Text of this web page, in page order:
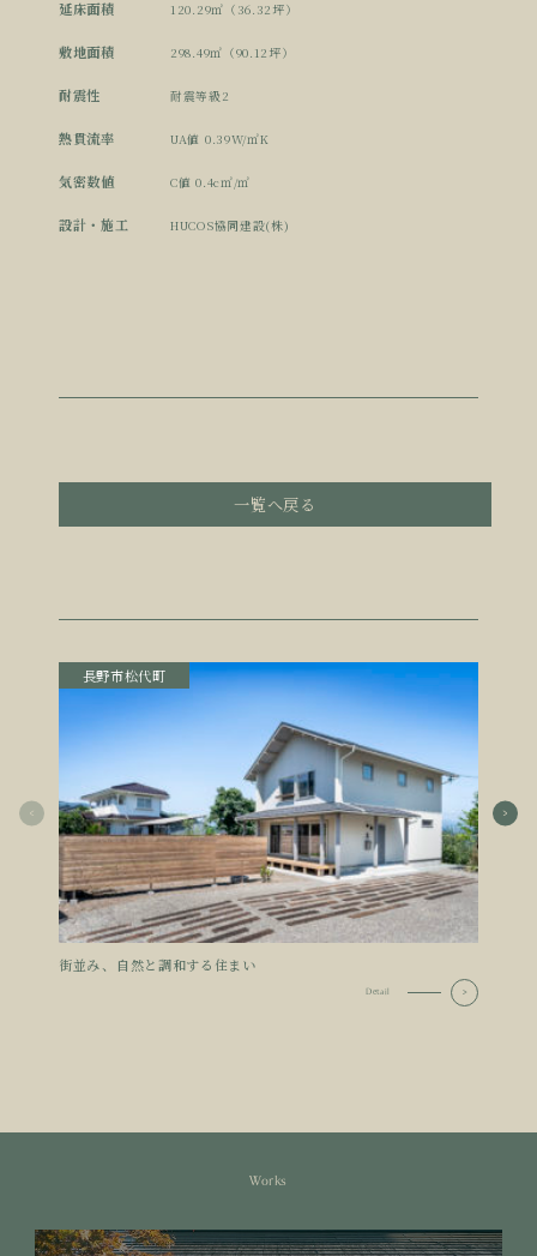
延床面積 120.29㎡（36.32坪）
敷地面積 298.49㎡（90.12坪）
耐震性 耐震等級2
熱貫流率 UA値 0.39W/㎡K
気密数値 C値 0.4c㎡/㎡
設計・施工 HUCOS協同建設(株)
一覧へ戻る
長野市松代町
街並み、自然と調和する住まい
Detail
Works